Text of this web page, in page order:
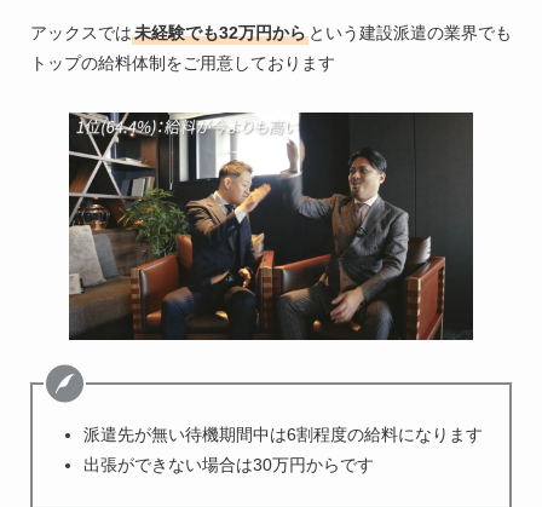
アックスでは未経験でも32万円から という建設派遣の業界でも
トップの給料体制をご用意しております
派遣先が無い待機期間中は6割程度の給料になります
出張ができない場合は30万円からです